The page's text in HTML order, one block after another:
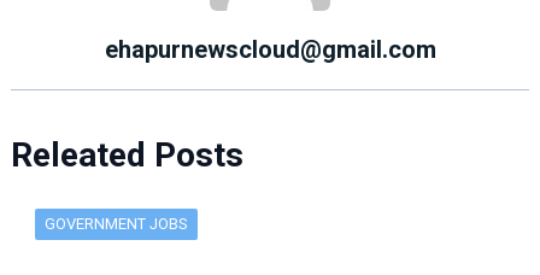
ehapurnewscloud@gmail.com
Releated Posts
GOVERNMENT JOBS